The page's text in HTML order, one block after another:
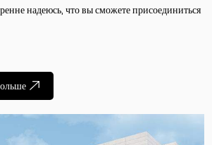
надеюсь, что вы сможете присоединиться